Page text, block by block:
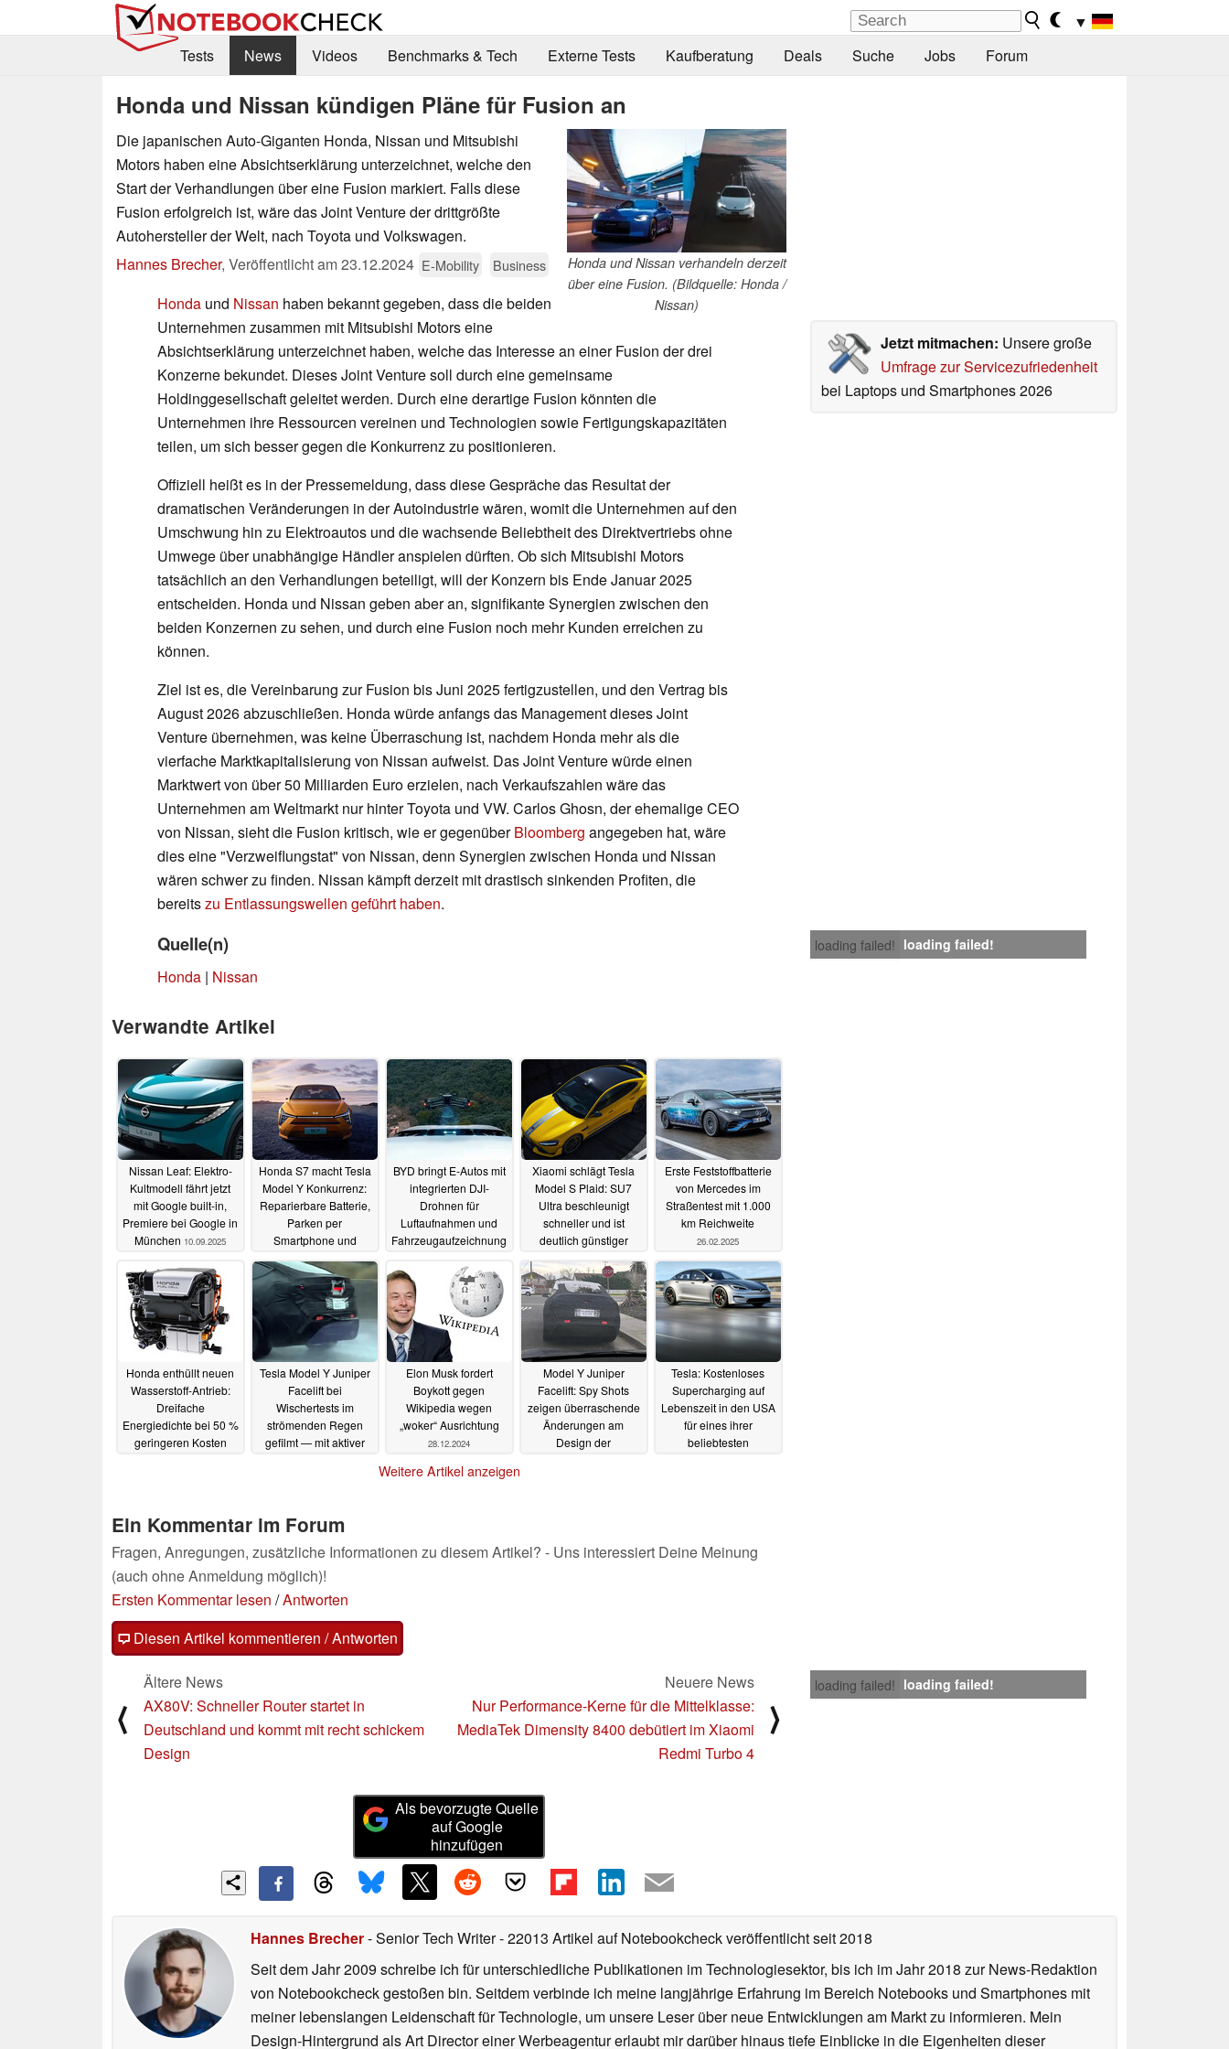
▼
Tests
News Videos Benchmarks & Tech Externe Tests Kaufberatung Deals Suche Jobs Forum
Honda und Nissan kündigen Pläne für Fusion an
Honda und Nissan verhandeln derzeit
über eine Fusion. (Bildquelle: Honda /
Nissan)
Die japanischen Auto-Giganten Honda, Nissan und Mitsubishi
Motors haben eine Absichtserklärung unterzeichnet, welche den
Start der Verhandlungen über eine Fusion markiert. Falls diese
Fusion erfolgreich ist, wäre das Joint Venture der drittgrößte
Autohersteller der Welt, nach Toyota und Volkswagen.
Hannes Brecher, Veröffentlicht am23.12.2024 E-Mobility Business
Jetzt mitmachen: Unsere große
Umfrage zur Servicezufriedenheit
bei Laptops und Smartphones 2026
Honda und Nissan haben bekannt gegeben, dass die beiden
Unternehmen zusammen mit Mitsubishi Motors eine
Absichtserklärung unterzeichnet haben, welche das Interesse an einer Fusion der drei
Konzerne bekundet. Dieses Joint Venture soll durch eine gemeinsame
Holdinggesellschaft geleitet werden. Durch eine derartige Fusion könnten die
Unternehmen ihre Ressourcen vereinen und Technologien sowie Fertigungskapazitäten
teilen, um sich besser gegen die Konkurrenz zu positionieren.
Offiziell heißt es in der Pressemeldung, dass diese Gespräche das Resultat der
dramatischen Veränderungen in der Autoindustrie wären, womit die Unternehmen auf den
Umschwung hin zu Elektroautos und die wachsende Beliebtheit des Direktvertriebs ohne
Umwege über unabhängige Händler anspielen dürften. Ob sich Mitsubishi Motors
tatsächlich an den Verhandlungen beteiligt, will der Konzern bis Ende Januar 2025
entscheiden. Honda und Nissan geben aber an, signifikante Synergien zwischen den
beiden Konzernen zu sehen, und durch eine Fusion noch mehr Kunden erreichen zu
können.
Ziel ist es, die Vereinbarung zur Fusion bis Juni 2025 fertigzustellen, und den Vertrag bis
August 2026 abzuschließen. Honda würde anfangs das Management dieses Joint
Venture übernehmen, was keine Überraschung ist, nachdem Honda mehr als die
vierfache Marktkapitalisierung von Nissan aufweist. Das Joint Venture würde einen
Marktwert von über 50 Milliarden Euro erzielen, nach Verkaufszahlen wäre das
Unternehmen am Weltmarkt nur hinter Toyota und VW. Carlos Ghosn, der ehemalige CEO
von Nissan, sieht die Fusion kritisch, wie er gegenüberBloomberg angegeben hat, wäre
dies eine "Verzweiflungstat" von Nissan, denn Synergien zwischen Honda und Nissan
wären schwer zu finden. Nissan kämpft derzeit mit drastisch sinkenden Profiten, die
bereitszu Entlassungswellen geführt haben.
loading failed! loading failed!
Quelle(n)
Honda | Nissan
Verwandte Artikel
Nissan Leaf: Elektro-
Kultmodell fährt jetzt
mit Google built-in,
Premiere bei Google in
München 10.09.2025
Honda S7 macht Tesla
Model Y Konkurrenz:
Reparierbare Batterie,
Parken per
Smartphone und
08.03.2025
BYD bringt E-Autos mit
integrierten DJI-
Drohnen für
Luftaufnahmen und
Fahrzeugaufzeichnung
Xiaomi schlägt Tesla
Model S Plaid: SU7
Ultra beschleunigt
schneller und ist
deutlich günstiger
01.03.2025
Erste Feststoffbatterie
von Mercedes im
Straßentest mit 1.000
km Reichweite
26.02.2025
Honda enthüllt neuen
Wasserstoff-Antrieb:
Dreifache
Energiedichte bei 50 %
geringeren Kosten
Tesla Model Y Juniper
Facelift bei
Wischertests im
strömenden Regen
gefilmt — mit aktiver
Elon Musk fordert
Boykott gegen
Wikipedia wegen
„woker“ Ausrichtung
28.12.2024
Model Y Juniper
Facelift: Spy Shots
zeigen überraschende
Änderungen am
Design der
Tesla: Kostenloses
Supercharging auf
Lebenszeit in den USA
für eines ihrer
beliebtesten
Weitere Artikel anzeigen
Ein Kommentar im Forum
Fragen, Anregungen, zusätzliche Informationen zu diesem Artikel? - Uns interessiert Deine Meinung
(auch ohne Anmeldung möglich)!
Ersten Kommentar lesen /Antworten
Diesen Artikel kommentieren / Antworten
loading failed! loading failed!
⟨
Ältere News
AX80V: Schneller Router startet in
Deutschland und kommt mit recht schickem
Design
Neuere News
Nur Performance-Kerne für die Mittelklasse:
MediaTek Dimensity 8400 debütiert im Xiaomi
Redmi Turbo 4
⟩
Als bevorzugte Quelle
auf Google
hinzufügen
Hannes Brecher- Senior Tech Writer- 22013 Artikel auf Notebookcheck veröffentlichtseit 2018
Seit dem Jahr 2009 schreibe ich für unterschiedliche Publikationen im Technologiesektor, bis ich im Jahr 2018 zur News-Redaktion
von Notebookcheck gestoßen bin. Seitdem verbinde ich meine langjährige Erfahrung im Bereich Notebooks und Smartphones mit
meiner lebenslangen Leidenschaft für Technologie, um unsere Leser über neue Entwicklungen am Markt zu informieren. Mein
Design-Hintergrund als Art Director einer Werbeagentur erlaubt mir darüber hinaus tiefe Einblicke in die Eigenheiten dieser